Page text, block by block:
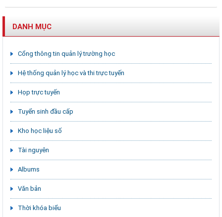
DANH MỤC
Cổng thông tin quản lý trường học
Hệ thống quản lý học và thi trực tuyến
Họp trực tuyến
Tuyển sinh đầu cấp
Kho học liệu số
Tài nguyên
Albums
Văn bản
Thời khóa biểu